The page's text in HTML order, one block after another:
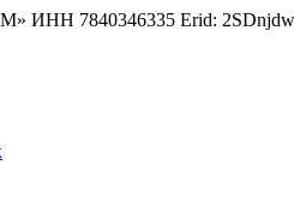
ИНН 7840346335 Erid: